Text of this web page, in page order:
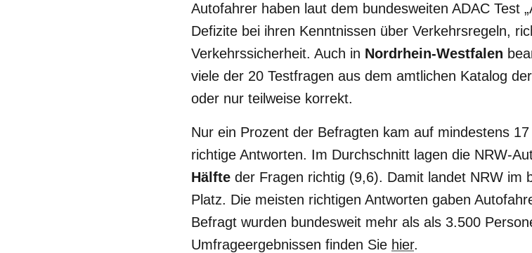
Autofahrer haben laut dem bundesweiten ADAC Test
Defizite bei ihren Kenntnissen über Verkehrsregeln,
Verkehrssicherheit. Auch in Nordrhein-Westfalen
viele der 20 Testfragen aus dem amtlichen Katalog
oder nur teilweise korrekt.
Nur ein Prozent der Befragten kam auf mindestens
richtige Antworten. Im Durchschnitt lagen die NRW-
Hälfte der Fragen richtig (9,6). Damit landet NRW im
Platz. Die meisten richtigen Antworten gaben
Befragt wurden bundesweit mehr als als 3.500
Umfrageergebnissen finden Sie hier.